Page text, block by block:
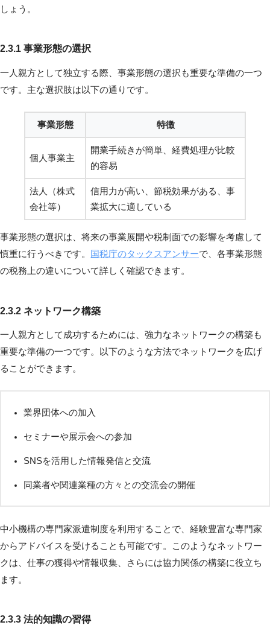
しょう。
2.3.1 事業形態の選択
一人親方として独立する際、事業形態の選択も重要な準備の一つ
です。主な選択肢は以下の通りです。
事業形態 特徴
個人事業主
開業手続きが簡単、経費処理が比較
的容易
法人（株式
会社等）
信用力が高い、節税効果がある、事
業拡大に適している
事業形態の選択は、将来の事業展開や税制面での影響を考慮して
慎重に行うべきです。
国税庁のタックスアンサーで、各事業形態
の税務上の違いについて詳しく確認できます。
2.3.2 ネットワーク構築
一人親方として成功するためには、強力なネットワークの構築も
重要な準備の一つです。以下のような方法でネットワークを広げ
ることができます。
業界団体への加入
セミナーや展示会への参加
SNSを活用した情報発信と交流
同業者や関連業種の方々との交流会の開催
中小機構の専門家派遣制度を利用することで、経験豊富な専門家
からアドバイスを受けることも可能です。このようなネットワー
クは、仕事の獲得や情報収集、さらには協力関係の構築に役立ち
ます。
2.3.3 法的知識の習得